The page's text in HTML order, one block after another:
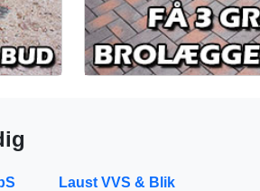
Laust VVS & Blik